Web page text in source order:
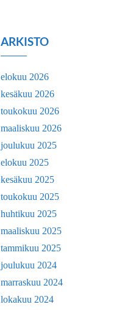
ARKISTO
elokuu 2026
kesäkuu 2026
toukokuu 2026
maaliskuu 2026
joulukuu 2025
elokuu 2025
kesäkuu 2025
toukokuu 2025
huhtikuu 2025
maaliskuu 2025
tammikuu 2025
joulukuu 2024
marraskuu 2024
lokakuu 2024